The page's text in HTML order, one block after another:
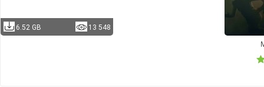
6.52 GB 13 548